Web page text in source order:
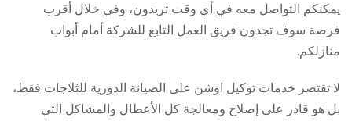
يمكنكم التواصل معه في أي وقت تريدون، وفي خلال أقرب
فرصة سوف تجدون فريق العمل التابع للشركة أمام أبواب
منازلكم.
لا تقتصر خدمات توكيل اوشن على الصيانة الدورية للثلاجات فقط،
بل هو قادر على إصلاح ومعالجة كل الأعطال والمشاكل التي